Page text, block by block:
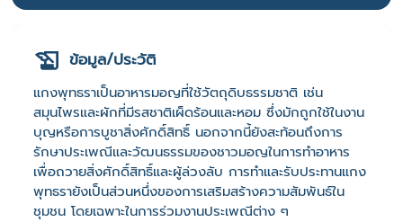
ข้อมูล/ประวัติ
แกงพุทธราเป็นอาหารมอญที่ใช้วัตถุดิบธรรมชาติ เช่น
สมุนไพรและผักที่มีรสชาติเผ็ดร้อนและหอม ซึ่งมักถูกใช้ในงาน
บุญหรือการบูชาสิ่งศักดิ์สิทธิ์ นอกจากนี้ยังสะท้อนถึงการ
รักษาประเพณีและวัฒนธรรมของชาวมอญในการทำอาหาร
เพื่อถวายสิ่งศักดิ์สิทธิ์และผู้ล่วงลับ การทำและรับประทานแกง
พุทธรายังเป็นส่วนหนึ่งของการเสริมสร้างความสัมพันธ์ใน
ชุมชน โดยเฉพาะในการร่วมงานประเพณีต่าง ๆ